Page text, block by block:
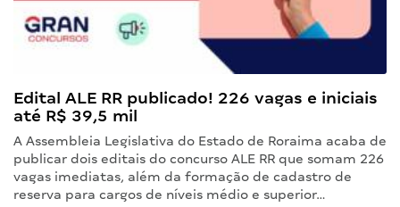
Edital ALE RR publicado! 226 vagas e iniciais
até R$ 39,5 mil
A Assembleia Legislativa do Estado de Roraima acaba de
publicar dois editais do concurso ALE RR que somam 226
vagas imediatas, além da formação de cadastro de
reserva para cargos de níveis médio e superior…